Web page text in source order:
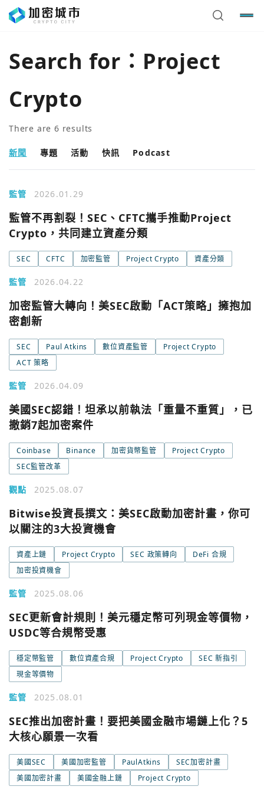
Search for： Project
Crypto
There are 6 results
新聞 專題 活動 快訊 Podcast
監管 2026.01.29
監管不再割裂！SEC、CFTC攜手推動Project
Crypto，共同建立資產分類
SEC CFTC 加密監管 Project Crypto 資產分類
監管 2026.04.22
加密監管大轉向！美SEC啟動「ACT策略」擁抱加
密創新
SEC Paul Atkins 數位資產監管
Project Crypto
ACT 策略
監管 2026.04.09
美國SEC認錯！坦承以前執法「重量不重質」，已
撤銷7起加密案件
Coinbase Binance 加密貨幣監管
Project Crypto
SEC監管改革
觀點 2025.08.07
Bitwise投資長撰文：美SEC啟動加密計畫，你可
以關注的3大投資機會
資產上鏈 Project Crypto SEC 政策轉向
DeFi 合規
加密投資機會
監管 2025.08.06
SEC更新會計規則！美元穩定幣可列現金等價物，
USDC等合規幣受惠
穩定幣監管 數位資產合規 Project Crypto
SEC 新指引
現金等價物
監管 2025.08.01
SEC推出加密計畫！要把美國金融市場鏈上化？5
大核心願景一次看
美國SEC 美國加密監管 PaulAtkins
SEC加密計畫
美國加密計畫
美國金融上鏈 Project Crypto
今日熱門
繼續表示您已同意 服務條款與隱私政策
您已閒置5分鐘，請點擊關閉按鈕或空白處，即可回到加密
今日熱門
關閉